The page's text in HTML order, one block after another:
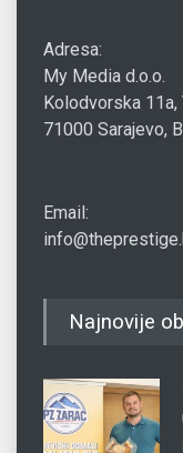
Adresa:
My Media d.o.o.
Kolodvorska 11a,
71000 Sarajevo,
Email:
Najnovije